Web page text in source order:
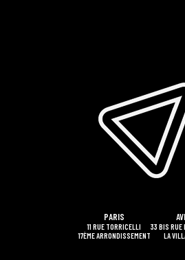
PARIS
11 RUE TORRICELLI
17ÈME ARRONDISSEMENT
33 BIS RUE
LA